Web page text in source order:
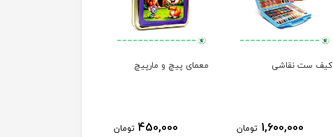
کیف ست نقاشی
1,600,000 تومان
معمای پیچ و مارپیچ
450,000 تومان